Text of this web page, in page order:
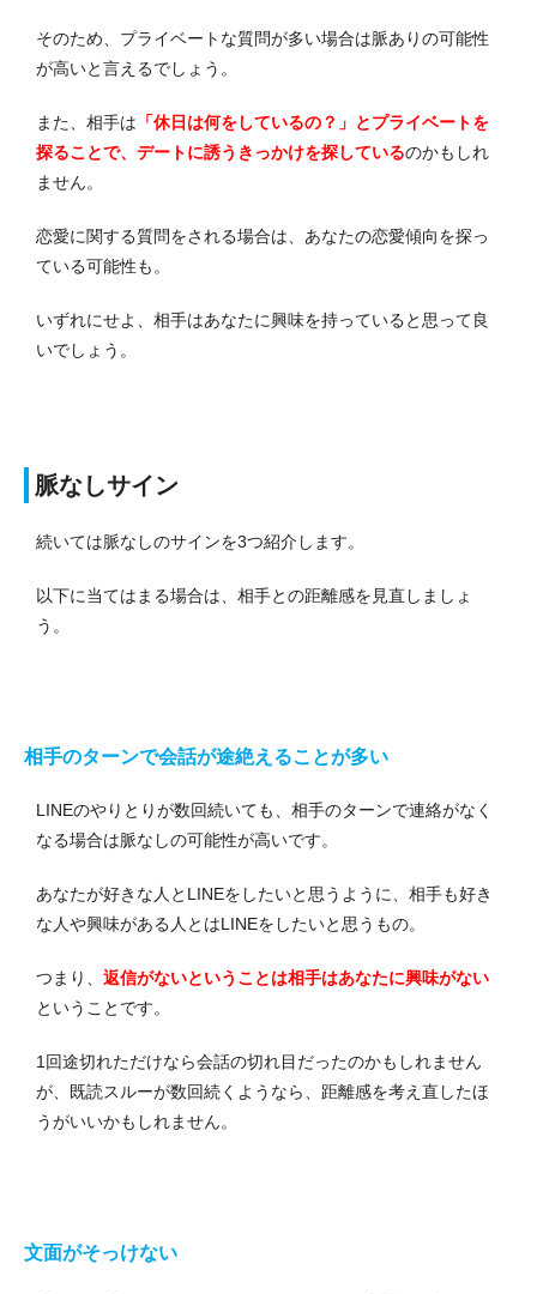
そのため、プライベートな質問が多い場合は脈ありの可能性
が高いと言えるでしょう。
また、相手は 「休日は何をしているの？」とプライベートを
探ることで、デートに誘うきっかけを探しているのかもしれ
ません。
恋愛に関する質問をされる場合は、あなたの恋愛傾向を探っ
ている可能性も。
いずれにせよ、相手はあなたに興味を持っていると思って良
いでしょう。
脈なしサイン
続いては脈なしのサインを3つ紹介します。
以下に当てはまる場合は、相手との距離感を見直しましょ
う。
相手のターンで会話が途絶えることが多い
LINEのやりとりが数回続いても、相手のターンで連絡がなく
なる場合は脈なしの可能性が高いです。
あなたが好きな人とLINEをしたいと思うように、相手も好き
な人や興味がある人とはLINEをしたいと思うもの。
つまり、 返信がないということは相手はあなたに興味がない
ということです。
1回途切れただけなら会話の切れ目だったのかもしれません
が、既読スルーが数回続くようなら、距離感を考え直したほ
うがいいかもしれません。
文面がそっけない